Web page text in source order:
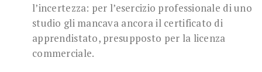
l’incertezza: per l’esercizio professionale di uno
studio gli mancava ancora il certificato di
apprendistato, presupposto per la licenza
commerciale.